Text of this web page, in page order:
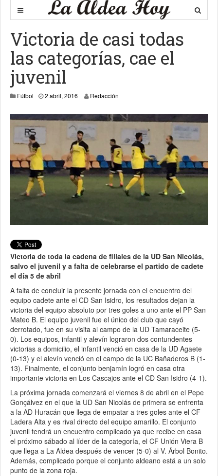
Victoria de casi todas
las categorías, cae el
juvenil
Fútbol 2 abril, 2016 3 abril, 2016
Redacción
Victoria de toda la cadena de filiales de la UD San Nicolás,
salvo el juvenil y a falta de celebrarse el partido de cadete
el día 5 de abril
A falta de concluir la presente jornada con el encuentro del
equipo cadete ante el CD San Isidro, los resultados dejan la
victoria del equipo absoluto por tres goles a uno ante el PP San
Mateo B. El equipo juvenil fue el único del club que cayó
derrotado, fue en su visita al campo de la UD Tamaraceite (5-
0). Los equipos, infantil y alevín lograron dos contundentes
victorias a domicilio, el infantil venció en casa de la UD Agaete
(0-13) y el alevín venció en el campo de la UC Bañaderos B (1-
13). Finalmente, el conjunto benjamín logró en casa otra
importante victoria en Los Cascajos ante el CD San Isidro (4-1).
La próxima jornada comenzará el viernes 8 de abril en el Pepe
Gonçálvez en el que la UD San Nicolás de primera se enfrenta
a la AD Huracán que llega de empatar a tres goles ante el CF
Ladera Alta y es rival directo del equipo amarillo. El conjunto
juvenil tendrá un encuentro complicado ya que recibe en casa
el próximo sábado al líder de la categoría, el CF Unión Viera B
que llega a La Aldea después de vencer (5-0) al V. Árbol Bonito.
Además, complicado porque el conjunto aldeano está a un solo
punto de la zona roja.